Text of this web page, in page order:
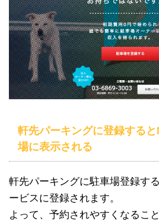
軒先パーキングに登録する
場に表示される
軒先パーキングに駐車場登録す
ービスに登録されます。
よって、予約されやすくなるこ